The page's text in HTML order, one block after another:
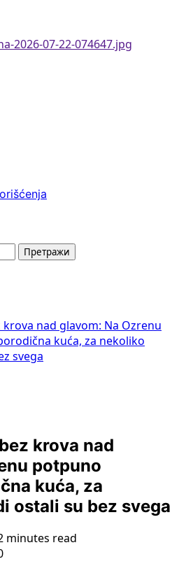
nad glavom: Na Ozrenu
kuća, za nekoliko
svega
krova nad
potpuno
kuća, za
ostali su bez svega
minutes read